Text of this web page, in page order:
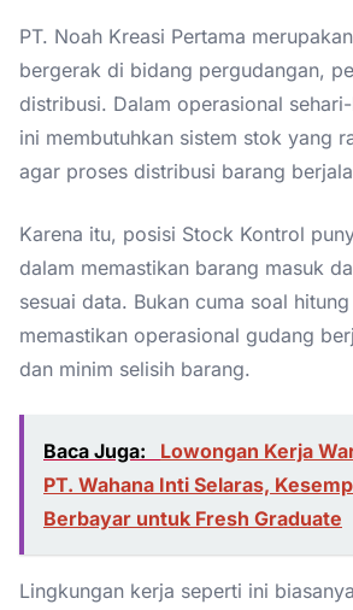
PT. Noah Kreasi Pertama
bergerak di bidang pergudangan,
distribusi. Dalam operasional
ini membutuhkan sistem stok yang
agar proses distribusi barang
Karena itu, posisi Stock Kontrol
dalam memastikan barang masuk
sesuai data. Bukan cuma soal
memastikan operasional gudang
dan minim selisih barang.
Baca Juga:
Lowongan Kerja
PT. Wahana Inti Selaras,
Berbayar untuk Fresh Graduate
Lingkungan kerja seperti ini